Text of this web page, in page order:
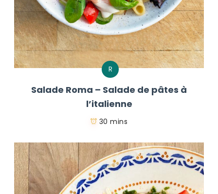
R
Salade Roma – Salade de pâtes à
l’italienne
30 mins